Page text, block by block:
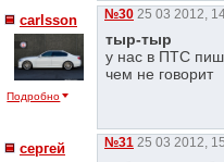
сarlsson
Подробно
№30 25 03 2012,
тыр-тыр
у нас в ПТС
чем не говорит
сергей №31 25 03 2012,